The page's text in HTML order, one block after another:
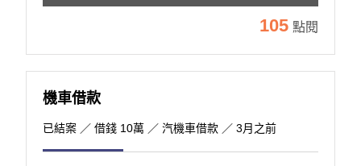
105 點閱
機車借款
已結案 ／ 借錢 10萬 ／ 汽機車借款 ／ 3月之前